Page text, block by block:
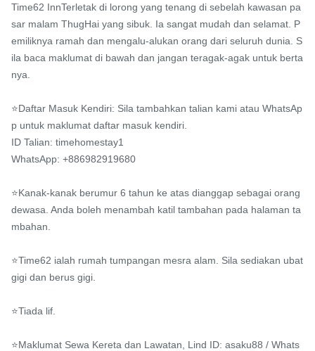
Time62 InnTerletak di lorong yang tenang di sebelah kawasan pa
sar malam ThugHai yang sibuk. Ia sangat mudah dan selamat. P
emiliknya ramah dan mengalu-alukan orang dari seluruh dunia. S
ila baca maklumat di bawah dan jangan teragak-agak untuk berta
nya.
⭐️Daftar Masuk Kendiri: Sila tambahkan talian kami atau WhatsAp
p untuk maklumat daftar masuk kendiri.
ID Talian: timehomestay1
WhatsApp: +886982919680
⭐️Kanak-kanak berumur 6 tahun ke atas dianggap sebagai orang
dewasa. Anda boleh menambah katil tambahan pada halaman ta
mbahan.
⭐️Time62 ialah rumah tumpangan mesra alam. Sila sediakan ubat
gigi dan berus gigi.
⭐️Tiada lif.
⭐️Maklumat Sewa Kereta dan Lawatan, Lind ID: asaku88 / Whats